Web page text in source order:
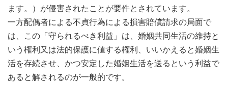
ます。）が侵害されたことが要件とされています。
一方配偶者による不貞行為による損害賠償請求の局面で
は、この「守られるべき利益」は、婚姻共同生活の維持と
いう権利又は法的保護に値する権利、いいかえると婚姻生
活を存続させ、かつ安定した婚姻生活を送るという利益で
あると解されるのが一般的です。